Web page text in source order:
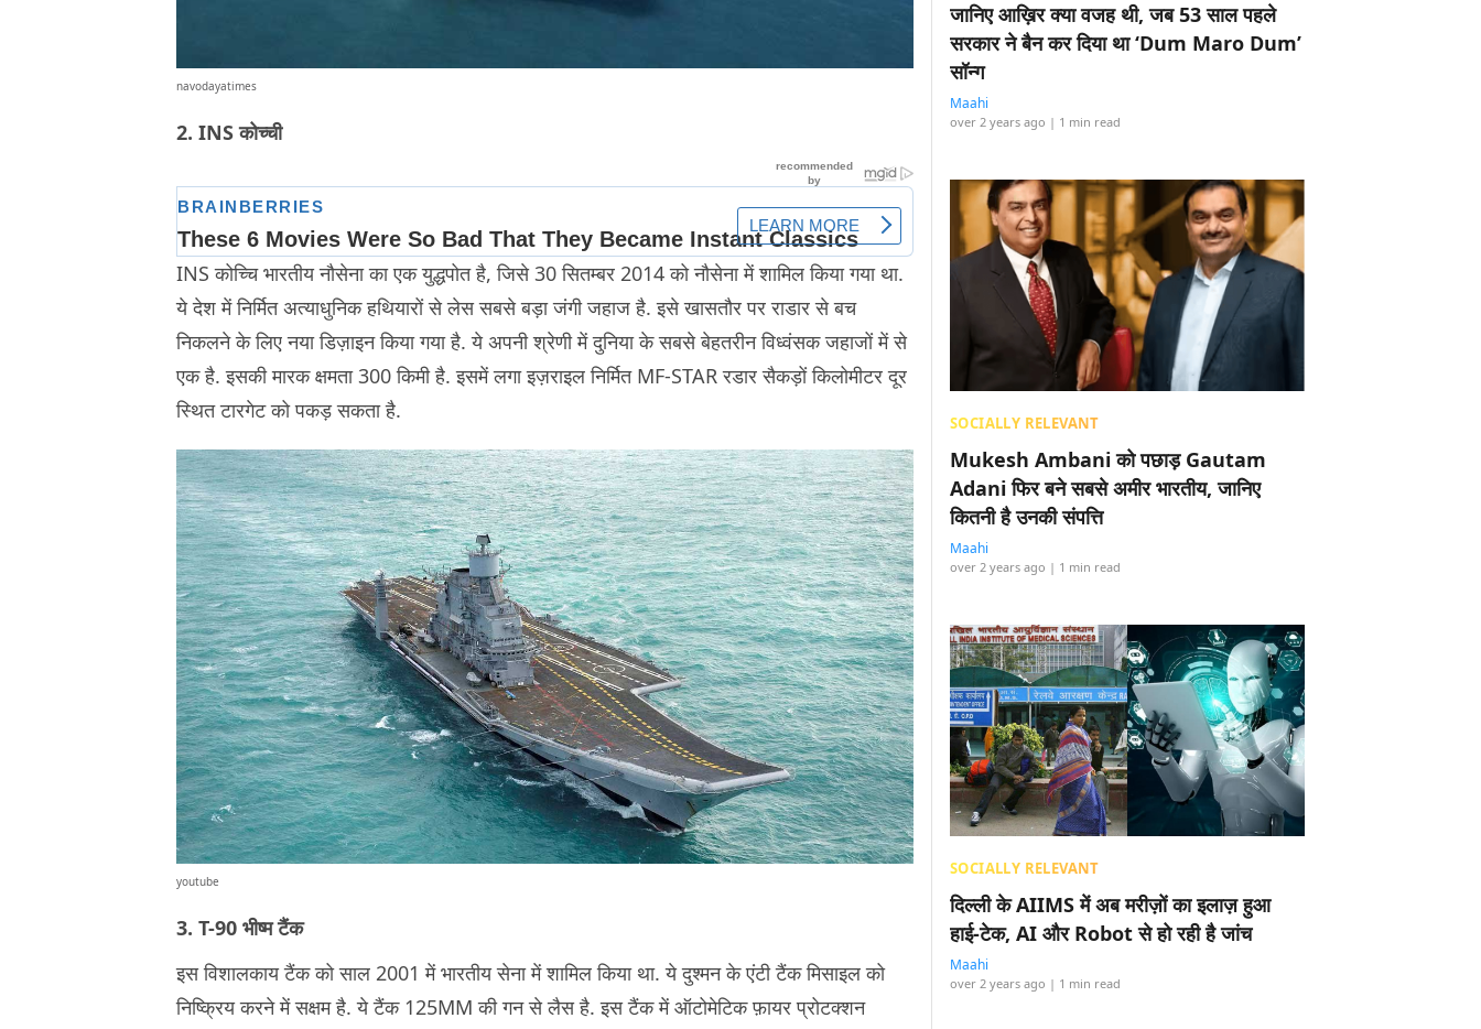
navodayatimes
2. INS कोच्ची
INS कोच्चि भारतीय नौसेना का एक युद्धपोत है, जिसे 30 सितम्बर 2014 को नौसेना में शामिल किया गया था.
ये देश में निर्मित अत्‍याधुनिक हथियारों से लेस सबसे बड़ा जंगी जहाज है. इसे खासतौर पर राडार से बच
निकलने के लिए नया डिज़ाइन किया गया है. ये अपनी श्रेणी में दुनिया के सबसे बेहतरीन विध्वंसक जहाजों में से
एक है. इसकी मारक क्षमता 300 किमी है. इसमें लगा इज़राइल निर्मित MF-STAR रडार सैकड़ों किलोमीटर दूर
स्थित टारगेट को पकड़ सकता है.
youtube
3. T-90 भीष्म टैंक
इस विशालकाय टैंक को साल 2001 में भारतीय सेना में शामिल किया था. ये दुश्मन के एंटी टैंक मिसाइल को
निष्क्रिय करने में सक्षम है. ये टैंक 125MM की गन से लैस है. इस टैंक में ऑटोमेटिक फ़ायर प्रोटक्शन
जानिए आख़िर क्या वजह थी, जब 53 साल पहले
सरकार ने बैन कर दिया था ‘Dum Maro Dum’
सॉन्ग
Maahi
over 2 years ago | 1 min read
SOCIALLY RELEVANT
Mukesh Ambani को पछाड़ Gautam
Adani फिर बने सबसे अमीर भारतीय, जानिए
कितनी है उनकी संपत्ति
Maahi
over 2 years ago | 1 min read
SOCIALLY RELEVANT
दिल्ली के AIIMS में अब मरीज़ों का इलाज़ हुआ
हाई-टेक, AI और Robot से हो रही है जांच
Maahi
over 2 years ago | 1 min read